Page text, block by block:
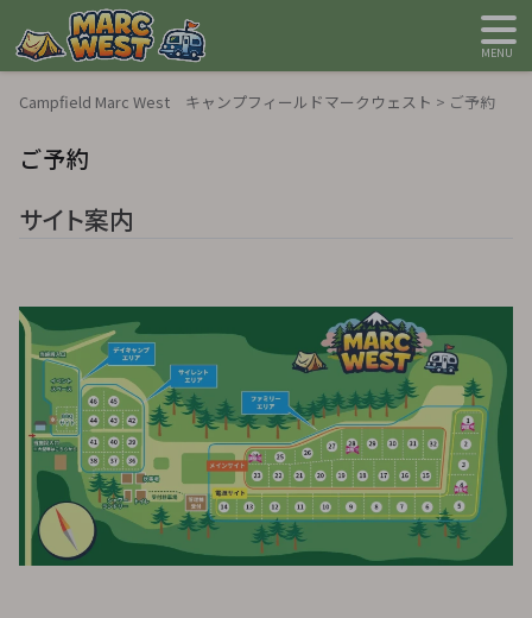
Campfield Marc West キャンプフィールドマークウェスト > ご予約
ご予約
サイト案内
MENU